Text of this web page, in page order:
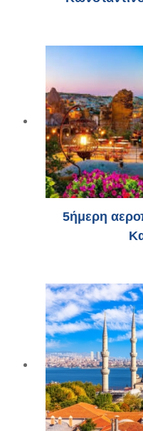
5ήμερη